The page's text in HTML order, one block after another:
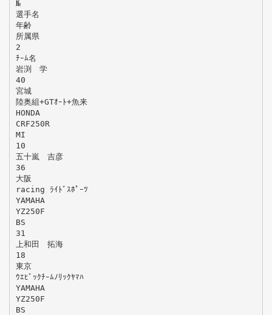
№
選手名
年齢
所属県
2
ﾁｰﾑ名
岩渕 学
40
宮城
陸奥組+GTｵｰﾄ+魚来
HONDA
CRF250R
MI
10
五十嵐 吉彦
36
大阪
racing ﾗｲﾄﾞｽﾎﾟｰﾂ
YAMAHA
YZ250F
BS
31
上和田 拓海
18
東京
ｳｴﾋﾞｯｸﾁｰﾑﾉﾘｯｸﾔﾏﾊ
YAMAHA
YZ250F
BS